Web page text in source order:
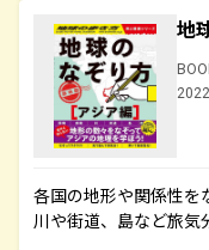
地
各国の地形や関係性を
川や街道、島など旅気